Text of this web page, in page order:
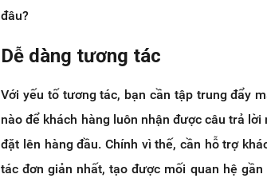
đâu?
Dễ dàng tương tác
Với yếu tố tương tác, bạn cần tập trung đẩy
nào để khách hàng luôn nhận được câu trả
đặt lên hàng đầu. Chính vì thế, cần hỗ trợ
tác đơn giản nhất, tạo được mối quan hệ